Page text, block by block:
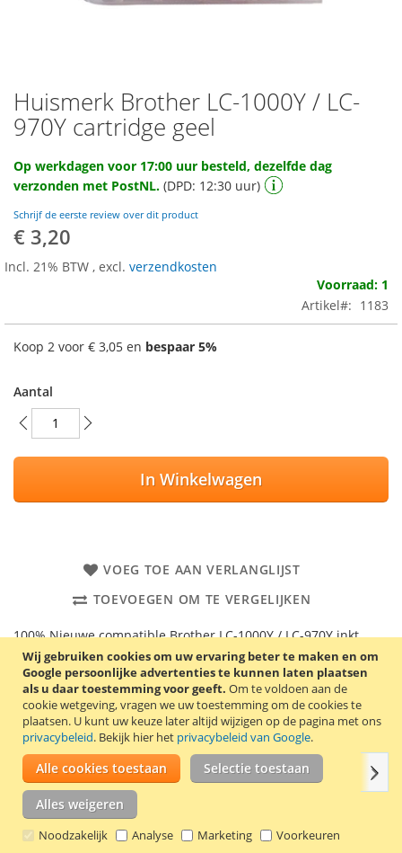
Wij gebruiken cookies om uw ervaring beter te maken en om
Google persoonlijke advertenties te kunnen laten plaatsen
als u daar toestemming voor geeft. Om te voldoen aan de
cookie wetgeving, vragen we uw toestemming om de cookies te
plaatsen. U kunt uw keuze later altijd wijzigen op de pagina met ons
privacybeleid. Bekijk hier het privacybeleid van Google.
Alle cookies toestaan Selectie toestaan
Alles weigeren
Noodzakelijk Analyse Marketing Voorkeuren
Ga
naar
het
van
de
gallerij
Huismerk Brother LC-1000Y / LC-
970Y cartridge geel
Op werkdagen voor 17:00 uur besteld, dezelfde dag
verzonden met PostNL. (DPD: 12:30 uur)
Schrijf de eerste review over dit product
€ 3,20
Incl. 21% BTW , excl. verzendkosten
Voorraad: 1
Artikel
1183
Koop 2 voor € 3,05 en bespaar 5%
Aantal
In Winkelwagen
VOEG TOE AAN VERLANGLIJST
TOEVOEGEN OM TE VERGELIJKEN
100% Nieuwe compatible Brother LC-1000Y / LC-970Y inkt
cartridge. Inhoud: 30 ml. Kleur: geel. Deze cartridge is ook
geschikt als vervanging voor de cartridges LC-37Y, LC-51Y en
LC-57Y.
Goede kwaliteit en 2 jaar garantie!
Details Productkenmerken Reviews
Geschikt voor o.a.: